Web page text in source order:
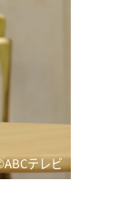
テレビ